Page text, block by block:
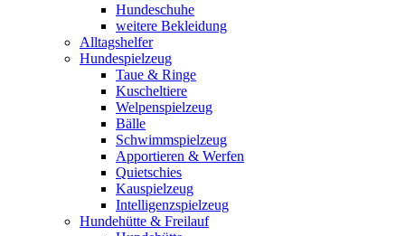
Hundeschuhe
weitere Bekleidung
Alltagshelfer
Hundespielzeug
Taue & Ringe
Kuscheltiere
Welpenspielzeug
Bälle
Schwimmspielzeug
Apportieren & Werfen
Quietschies
Kauspielzeug
Intelligenzspielzeug
Hundehütte & Freilauf